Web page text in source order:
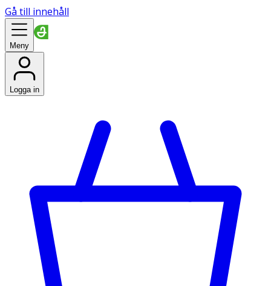
Gå till innehåll
Meny
Logga in